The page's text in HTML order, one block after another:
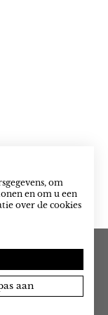
om
en om u een
over de cookies
aan